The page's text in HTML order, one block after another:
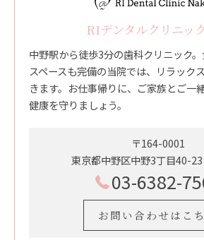
RIデンタルクリニッ
中野駅から徒歩3分の歯科クリニック
スペースも完備の当院では、リラック
きます。お仕事帰りに、ご家族とご一
健康を守りましょう。
〒164-0001
東京都中野区中野3丁目40-
03-6382-
お問い合わせはこ